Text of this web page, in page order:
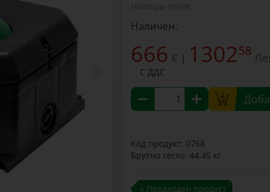
Напиши отзив
Наличен.
666 € | 130258
С ДДС
Код продукт: 0768
Брутно тегло: 44.45 кг
« Предходен продукт